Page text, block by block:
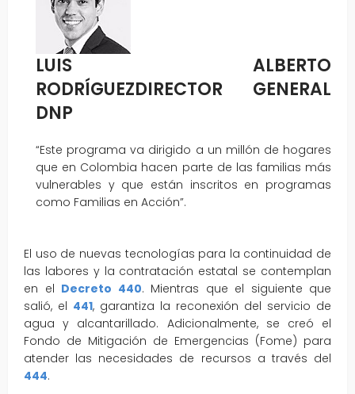
LUIS ALBERTO
RODRÍGUEZDIRECTOR GENERAL
DNP
“Este programa va dirigido a un millón de hogares
que en Colombia hacen parte de las familias más
vulnerables y que están inscritos en programas
como Familias en Acción”.
El uso de nuevas tecnologías para la continuidad de
las labores y la contratación estatal se contemplan
en el Decreto 440. Mientras que el siguiente que
salió, el 441, garantiza la reconexión del servicio de
agua y alcantarillado. Adicionalmente, se creó el
Fondo de Mitigación de Emergencias (Fome) para
atender las necesidades de recursos a través del
444.